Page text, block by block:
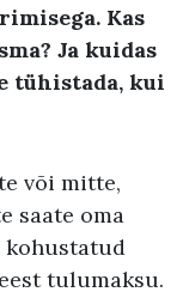
Kas
Ja kuidas
tühistada, kui
või mitte,
saate oma
tulumaksu.